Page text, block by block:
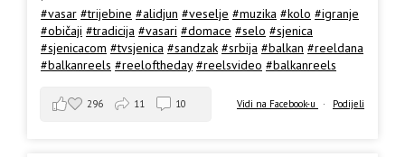
#vasar #trijebine #alidjun #veselje #muzika #kolo #igranje
#običaji #tradicija #vasari #domace #selo #sjenica
#sjenicacom #tvsjenica #sandzak #srbija #balkan #reeldana
#balkanreels #reeloftheday #reelsvideo #balkanreels
Vidi na Facebook-u · Podijeli
296 11 10